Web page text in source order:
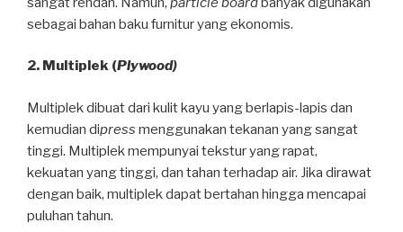
sebagai bahan baku furnitur yang ekonomis.
2. Multiplek (Plywood)
Multiplek dibuat dari kulit kayu yang berlapis-lapis dan
kemudian dipress menggunakan tekanan yang sangat
tinggi. Multiplek mempunyai tekstur yang rapat,
kekuatan yang tinggi, dan tahan terhadap air. Jika dirawat
dengan baik, multiplek dapat bertahan hingga mencapai
puluhan tahun.